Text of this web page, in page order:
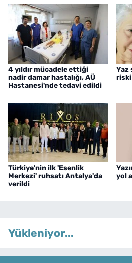
4 yıldır mücadele ettiği
nadir damar hastalığı, AÜ
Hastanesi'nde tedavi edildi
Yaz
riski
Türkiye'nin ilk 'Esenlik
Merkezi' ruhsatı Antalya'da
verildi
yol
Yükleniyor...